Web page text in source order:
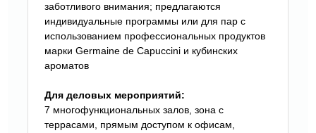
заботливого внимания; предлагаются
индивидуальные программы или для пар с
использованием профессиональных продуктов
марки Germaine de Capuccini и кубинских
ароматов
Для деловых мероприятий:
7 многофункциональных залов, зона с
террасами, прямым доступом к офисам,